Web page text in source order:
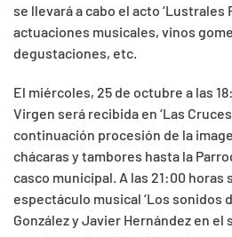
se llevará a cabo el acto ‘Lustrales
actuaciones musicales, vinos
degustaciones, etc.
El miércoles, 25 de octubre a las
Virgen será recibida en ‘Las
continuación procesión de la
chácaras y tambores hasta la
casco municipal. A las 21:00 horas
espectáculo musical ‘Los sonidos
González y Javier Hernández en el